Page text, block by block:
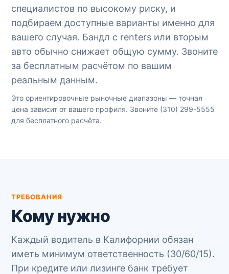
специалистов по высокому риску, и
подбираем доступные варианты именно для
вашего случая. Бандл с renters или вторым
авто обычно снижает общую сумму. Звоните
за бесплатным расчётом по вашим
реальным данным.
Это ориентировочные рыночные диапазоны — точная
цена зависит от вашего профиля. Звоните (310) 299-5555
для бесплатного расчёта.
ТРЕБОВАНИЯ
Кому нужно
Каждый водитель в Калифорнии обязан
иметь минимум ответственность (30/60/15).
При кредите или лизинге банк требует